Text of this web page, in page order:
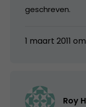
geschreven.
1 maart 2011
Roy